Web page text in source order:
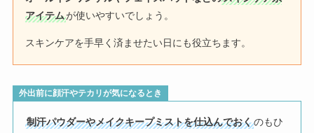
アイテムが使いやすいでしょう。
スキンケアを手早く済ませたい日にも役立ちます。
外出前に顔汗やテカリが気になるとき
制汗パウダーやメイクキープミストを仕込んでおくのもひ